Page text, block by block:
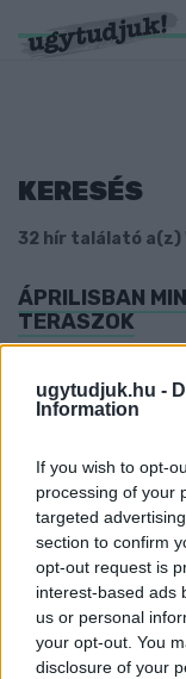
ugytudjuk.hu -
Information
If you wish to opt-
processing of your
targeted
section to confirm
opt-out request is
interest-based ads
us or personal
your opt-out. You
disclosure of your
KERESÉS
32 hír találató a(z)
ÁPRILISBAN
TERASZOK
Legalábbis Gulyás
KARÁCSONY:
2021. március. 03.
Már most
AUSZTRIA
HAMAROSAN
2021. március. 01.
Vorarlberg kísérleti
vírus, akkor egész